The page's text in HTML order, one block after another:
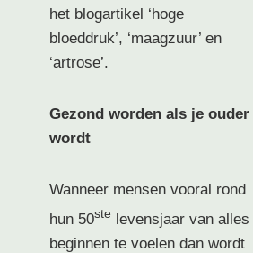
het blogartikel ‘hoge
bloeddruk’, ‘maagzuur’ en
‘artrose’.
Gezond worden als je ouder
wordt
Wanneer mensen vooral rond
hun 50ste levensjaar van alles
beginnen te voelen dan wordt